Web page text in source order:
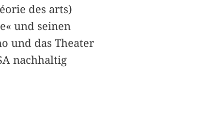
des arts)
und seinen
und das Theater
nachhaltig